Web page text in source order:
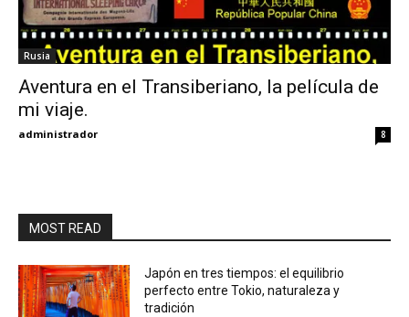
My
Rusia
Aventura en el Transiberiano, la película de
mi viaje.
administrador 8
MOST READ
Japón en tres tiempos: el equilibrio
perfecto entre Tokio, naturaleza y
tradición